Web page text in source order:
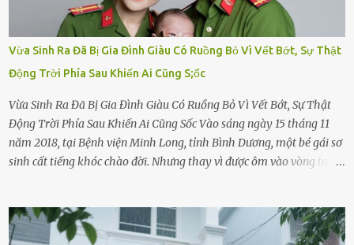
Vừa Sinh Ra Đã Bị Gia Đình Giàu Có Ruồng Bỏ Vì Vết Bớt, Sự Thật
Động Trời Phía Sau Khiến Ai Cũng S;ốc
Vừa Sinh Ra Đã Bị Gia Đình Giàu Có Ruồng Bỏ Vì Vết Bớt, Sự Thật
Động Trời Phía Sau Khiến Ai Cũng Sốc Vào sáng ngày 15 tháng 11
năm 2018, tại Bệnh viện Minh Long, tỉnh Bình Dương, một bé gái sơ
sinh cất tiếng khóc chào đời. Nhưng thay vì được ôm vào vòng tay
hảo, địa vị cao sang của ông Trần Quốc Tùng xem như điềm gở. Ông
Tùng, một doanh nhân quyền lực có tiếng ở Bình Dương, cùng vợ là